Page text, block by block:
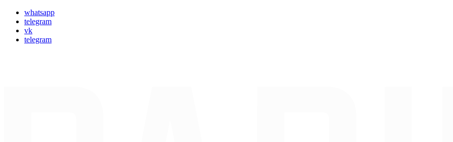
whatsapp
telegram
vk
telegram